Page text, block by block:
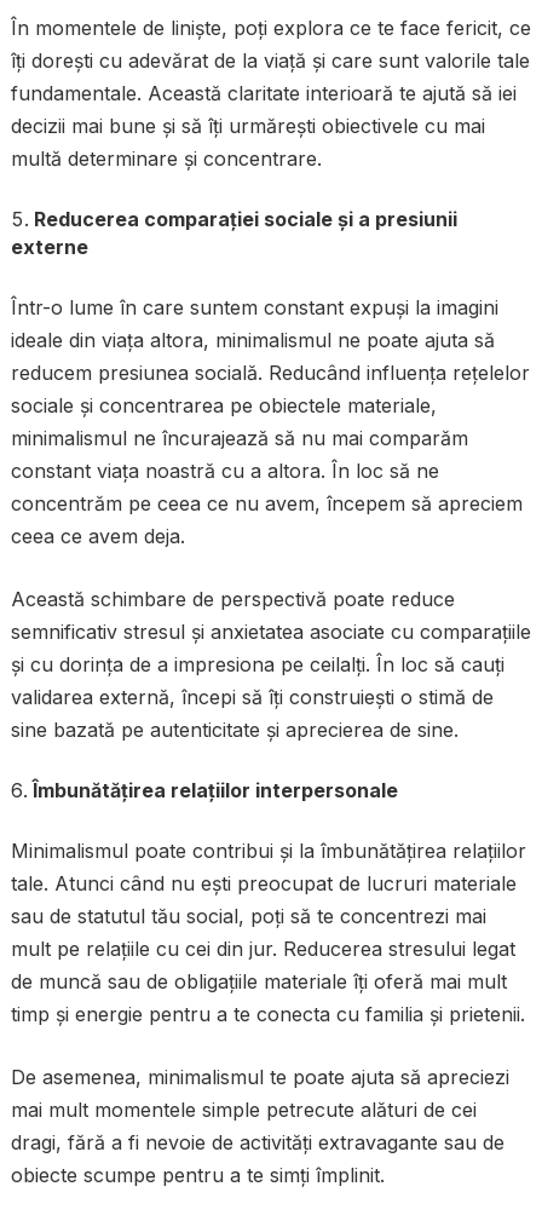
În momentele de liniște, poți explora ce te face fericit, ce
îți dorești cu adevărat de la viață și care sunt valorile tale
fundamentale. Această claritate interioară te ajută să iei
decizii mai bune și să îți urmărești obiectivele cu mai
multă determinare și concentrare.
Reducerea comparației sociale și a presiunii
externe
Într-o lume în care suntem constant expuși la imagini
ideale din viața altora, minimalismul ne poate ajuta să
reducem presiunea socială. Reducând influența rețelelor
sociale și concentrarea pe obiectele materiale,
minimalismul ne încurajează să nu mai comparăm
constant viața noastră cu a altora. În loc să ne
concentrăm pe ceea ce nu avem, începem să apreciem
ceea ce avem deja.
Această schimbare de perspectivă poate reduce
semnificativ stresul și anxietatea asociate cu comparațiile
și cu dorința de a impresiona pe ceilalți. În loc să cauți
validarea externă, începi să îți construiești o stimă de
sine bazată pe autenticitate și aprecierea de sine.
Îmbunătățirea relațiilor interpersonale
Minimalismul poate contribui și la îmbunătățirea relațiilor
tale. Atunci când nu ești preocupat de lucruri materiale
sau de statutul tău social, poți să te concentrezi mai
mult pe relațiile cu cei din jur. Reducerea stresului legat
de muncă sau de obligațiile materiale îți oferă mai mult
timp și energie pentru a te conecta cu familia și prietenii.
De asemenea, minimalismul te poate ajuta să apreciezi
mai mult momentele simple petrecute alături de cei
dragi, fără a fi nevoie de activități extravagante sau de
obiecte scumpe pentru a te simți împlinit.